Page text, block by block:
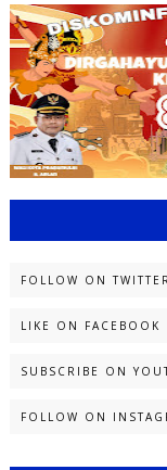
FOLLOW ON
LIKE ON FACEBOOK
SUBSCRIBE ON
FOLLOW ON